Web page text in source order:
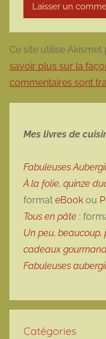
Ce site utilise
savoir plus sur la
commentaires sont
Mes livres de
Fabuleuses
À la folie, quinze
format eBook ou
Tous en pâte :
Un peu, beaucoup,
cadeaux
Fabuleuses
Catégories